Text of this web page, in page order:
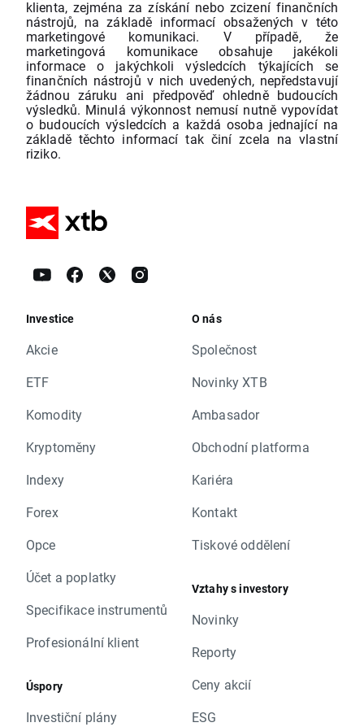
klienta, zejména za získání nebo zcizení finančních
nástrojů, na základě informací obsažených v této
marketingové komunikaci. V případě, že
marketingová komunikace obsahuje jakékoli
informace o jakýchkoli výsledcích týkajících se
finančních nástrojů v nich uvedených, nepředstavují
žádnou záruku ani předpověď ohledně budoucích
výsledků. Minulá výkonnost nemusí nutně vypovídat
o budoucích výsledcích a každá osoba jednající na
základě těchto informací tak činí zcela na vlastní
riziko.
Investice
Akcie
ETF
Komodity
Kryptoměny
Indexy
Forex
Opce
Účet a poplatky
Specifikace instrumentů
Profesionální klient
Úspory
Investiční plány
O nás
Společnost
Novinky XTB
Ambasador
Obchodní platforma
Kariéra
Kontakt
Tiskové oddělení
Vztahy s investory
Novinky
Reporty
Ceny akcií
ESG